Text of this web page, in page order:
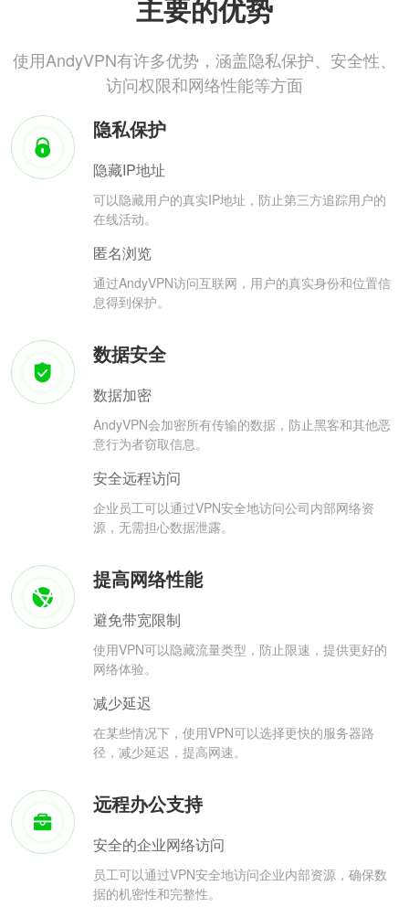
主要的优势
使用AndyVPN有许多优势，涵盖隐私保护、安全性、
访问权限和网络性能等方面
隐私保护
隐藏IP地址
可以隐藏用户的真实IP地址，防止第三方追踪用户的
在线活动。
匿名浏览
通过AndyVPN访问互联网，用户的真实身份和位置信
息得到保护。
数据安全
数据加密
AndyVPN会加密所有传输的数据，防止黑客和其他恶
意行为者窃取信息。
安全远程访问
企业员工可以通过VPN安全地访问公司内部网络资
源，无需担心数据泄露。
提高网络性能
避免带宽限制
使用VPN可以隐藏流量类型，防止限速，提供更好的
网络体验。
减少延迟
在某些情况下，使用VPN可以选择更快的服务器路
径，减少延迟，提高网速。
远程办公支持
安全的企业网络访问
员工可以通过VPN安全地访问企业内部资源，确保数
据的机密性和完整性。